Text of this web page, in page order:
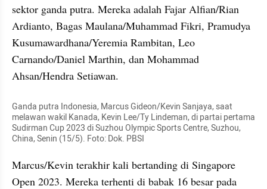
sektor ganda putra. Mereka adalah Fajar Alfian/Rian
Ardianto, Bagas Maulana/Muhammad Fikri, Pramudya
Kusumawardhana/Yeremia Rambitan, Leo
Carnando/Daniel Marthin, dan Mohammad
Ahsan/Hendra Setiawan.
Ganda putra Indonesia, Marcus Gideon/Kevin Sanjaya, saat
melawan wakil Kanada, Kevin Lee/Ty Lindeman, di partai pertama
Sudirman Cup 2023 di Suzhou Olympic Sports Centre, Suzhou,
China, Senin (15/5). Foto: Dok. PBSI
Marcus/Kevin terakhir kali bertanding di Singapore
Open 2023. Mereka terhenti di babak 16 besar pada